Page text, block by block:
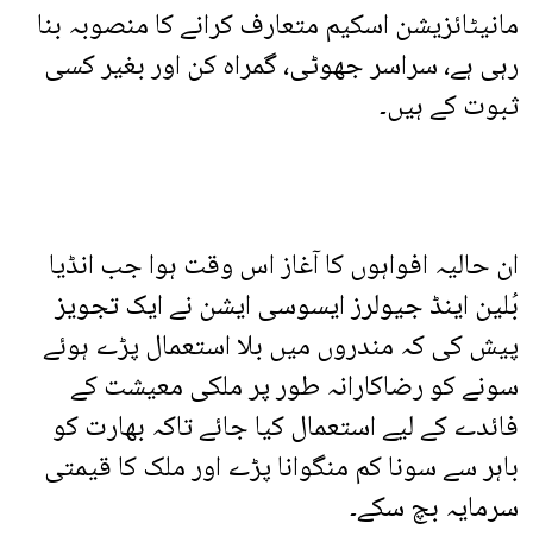
مانیٹائزیشن اسکیم متعارف کرانے کا منصوبہ بنا
رہی ہے، سراسر جھوٹی، گمراہ کن اور بغیر کسی
ثبوت کے ہیں۔
ان حالیہ افواہوں کا آغاز اس وقت ہوا جب انڈیا
بُلین اینڈ جیولرز ایسوسی ایشن نے ایک تجویز
پیش کی کہ مندروں میں بلا استعمال پڑے ہوئے
سونے کو رضاکارانہ طور پر ملکی معیشت کے
فائدے کے لیے استعمال کیا جائے تاکہ بھارت کو
باہر سے سونا کم منگوانا پڑے اور ملک کا قیمتی
سرمایہ بچ سکے۔